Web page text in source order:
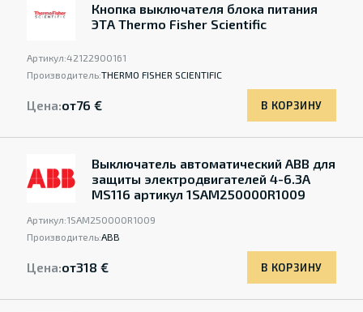
Кнопка выключателя блока питания
ЭТА Thermo Fisher Scientific
Артикул:42122900161
Производитель:THERMO FISHER SCIENTIFIC
Цена:от76 € В КОРЗИНУ
Выключатель автоматический ABB для
защиты электродвигателей 4-6.3A
MS116 артикул 1SAM250000R1009
Артикул:1SAM250000R1009
Производитель:ABB
Цена:от318 € В КОРЗИНУ